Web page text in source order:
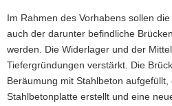
Im Rahmen des Vorhabens sollen
auch der darunter befindliche
werden. Die Widerlager und der
Tiefergründungen verstärkt. Die
Beräumung mit Stahlbeton
Stahlbetonplatte erstellt und eine